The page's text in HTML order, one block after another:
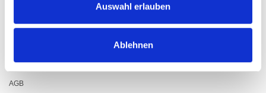
Auswahl erlauben
Ablehnen
info@heimgartner.com
Downloads
AGB